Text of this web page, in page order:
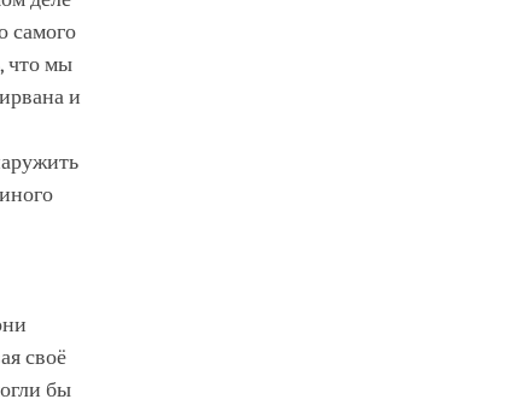
самого
что мы
и
своё
бы